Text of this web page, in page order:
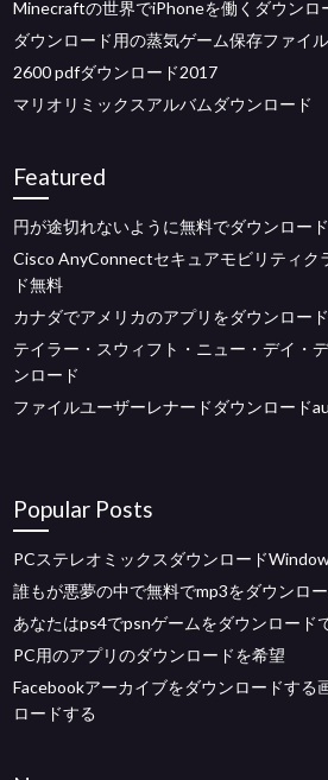
Minecraftの世界でiPhoneを働くダウンロ
ダウンロード用の蒸気ゲーム保存ファイル
2600 pdfダウンロード2017
マリオリミックスアルバムダウンロード
Featured
円が途切れないように無料でダウンロード
Cisco AnyConnectセキュアモビリティク
ド無料
カナダでアメリカのアプリをダウンロード
テイラー・スウィフト・ニュー・デイ・
ンロード
ファイルユーザーレナードダウンロード
Popular Posts
PCステレオミックスダウンロード
誰もが悪夢の中で無料でmp3をダウンロ
あなたはps4でpsnゲームをダウンロード
PC用のアプリのダウンロードを希望
Facebookアーカイブをダウンロードする
ロードする